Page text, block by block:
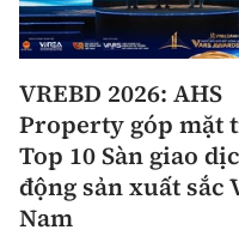
VREBD 2026: AHS
Property góp mặt
Top 10 Sàn giao
động sản xuất sắc
Nam